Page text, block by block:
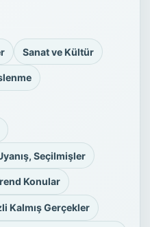
Sanat ve Kültür
Seçilmişler
Konular
Kalmış Gerçekler